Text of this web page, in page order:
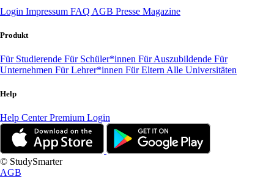
Login Impressum FAQ AGB Presse Magazine
Produkt
Für Studierende Für Schüler*innen Für Auszubildende Für
Unternehmen Für Lehrer*innen Für Eltern Alle Universitäten
Help
Help CenterPremium Login
© StudySmarter
AGB